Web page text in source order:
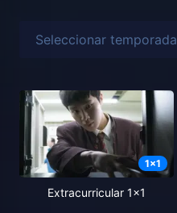
Seleccionar temporada
1x1
Extracurricular 1x1